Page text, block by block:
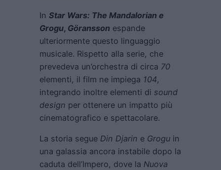
In Star Wars: The Mandalorian e
Grogu, Göransson espande
ulteriormente questo linguaggio
musicale. Rispetto alla serie, che
prevedeva un’orchestra di circa 70
elementi, il film ne impiega 104,
integrando inoltre elementi di sound
design per ottenere un impatto più
cinematografico e spettacolare.
La storia segue Din Djarin e Grogu in
una galassia ancora instabile dopo la
caduta dell’Impero, dove la Nuova